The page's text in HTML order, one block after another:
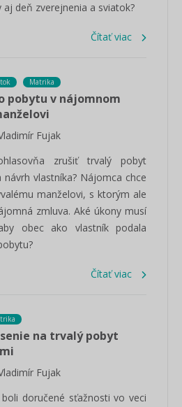
deň zverejnenia a sviatok?
Čítať viac
Matrika
pobytu v nájomnom
Fujak
zrušiť trvalý pobyt
vlastníka? Nájomca chce
manželovi, s ktorým ale
zmluva. Aké úkony musí
obec ako vlastník podala
Čítať viac
na trvalý pobyt
Fujak
doručené sťažnosti vo veci